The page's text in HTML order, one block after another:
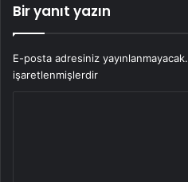
Bir yanıt yazın
E-posta adresiniz yayınlanmayacak.
işaretlenmişlerdir